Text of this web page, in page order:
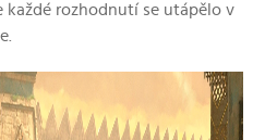
každé rozhodnutí se utápělo v